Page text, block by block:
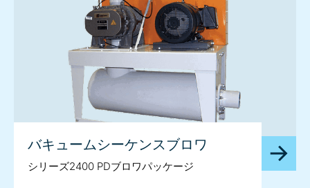
バキュームシーケンスブロワ
シリーズ2400 PDブロワパッケージ